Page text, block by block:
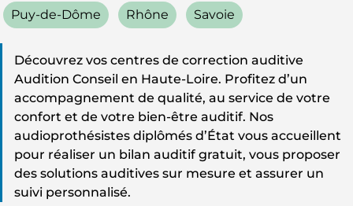
Puy-de-Dôme Rhône Savoie
Découvrez vos centres de correction auditive
Audition Conseil en Haute-Loire. Profitez d’un
accompagnement de qualité, au service de votre
confort et de votre bien-être auditif. Nos
audioprothésistes diplômés d’État vous accueillent
pour réaliser un bilan auditif gratuit, vous proposer
des solutions auditives sur mesure et assurer un
suivi personnalisé.